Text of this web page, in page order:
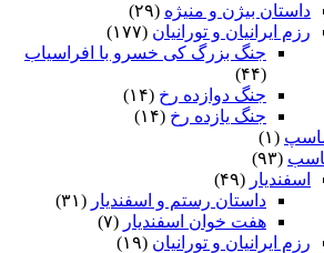
داستان بیژن و منیژه (۲۹)
رزم ایرانیان و تورانیان (۱۷۷)
جنگ بزرگ کی خسرو با افراسیاب
(۴۴)
جنگ دوازده رخ (۱۴)
جنگ یازده رخ (۱۴)
(۱)
(۹۳)
اسفندیار (۴۹)
داستان رستم و اسفندیار (۳۱)
هفت خوان اسفندیار (۷)
رزم ایرانیان و تورانیان (۱۹)